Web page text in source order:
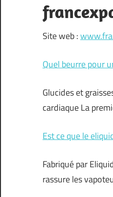
Site web :
Quel beurre pour
Glucides et
cardiaque La
Est ce que le
Fabriqué par
rassure les